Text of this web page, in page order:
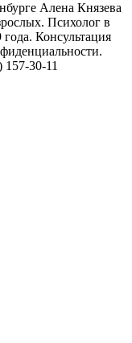
Алена Князева
Психолог в
Консультация
30-11